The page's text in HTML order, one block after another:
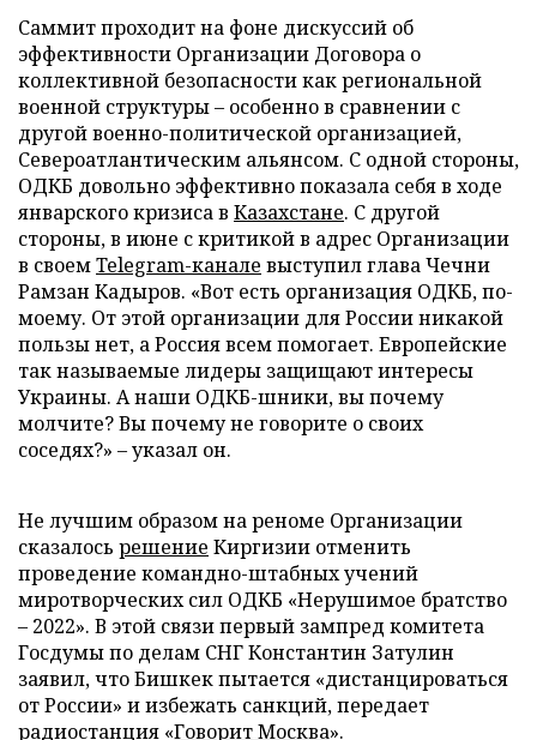
Саммит проходит на фоне дискуссий об
эффективности Организации Договора о
коллективной безопасности как региональной
военной структуры – особенно в сравнении с
другой военно-политической организацией,
Североатлантическим альянсом. С одной стороны,
ОДКБ довольно эффективно показала себя в ходе
январского кризиса в Казахстане. С другой
стороны, в июне с критикой в адрес Организации
в своемTelegram-канале выступил глава Чечни
Рамзан Кадыров. «Вот есть организация ОДКБ, по-
моему. От этой организации для России никакой
пользы нет, а Россия всем помогает. Европейские
так называемые лидеры защищают интересы
Украины. А наши ОДКБ-шники, вы почему
молчите? Вы почему не говорите о своих
соседях?» – указал он.
Не лучшим образом на реноме Организации
сказалось решение Киргизии отменить
проведение командно-штабных учений
миротворческих сил ОДКБ «Нерушимое братство
– 2022». В этой связи первый зампред комитета
Госдумы по делам СНГ Константин Затулин
заявил, что Бишкек пытается «дистанцироваться
от России» и избежать санкций, передает
радиостанция «Говорит Москва».